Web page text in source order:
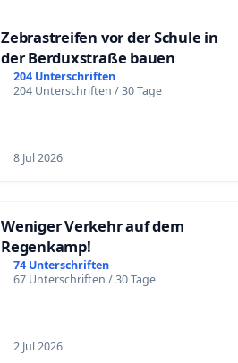
Zebrastreifen vor der Schule in
der Berduxstraße bauen
204 Unterschriften
204 Unterschriften / 30 Tage
8 Jul 2026
Weniger Verkehr auf dem
Regenkamp!
74 Unterschriften
67 Unterschriften / 30 Tage
2 Jul 2026